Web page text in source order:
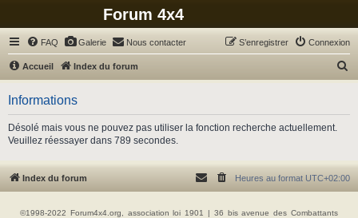
Forum 4x4
FAQ Galerie Nous contacter Connexion
S’enregistrer
Accueil Index du forum
c
Informations
Désolé mais vous ne pouvez pas utiliser la fonction recherche actuellement.
Veuillez réessayer dans 789 secondes.
Index du forum Heures au format UTC+02:00
©1998-2022 Forum4x4.org, association loi 1901 | 36 bis avenue des Combattants